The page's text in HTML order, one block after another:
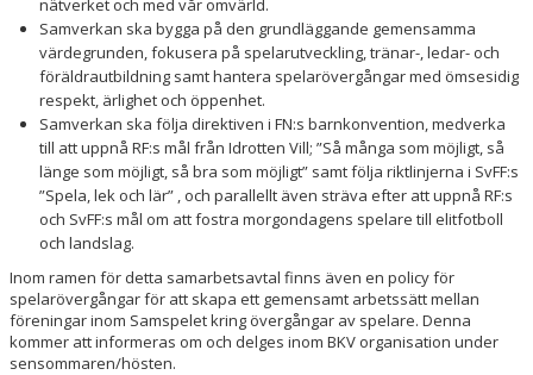
Samverkan ska bygga på den grundläggande gemensamma
värdegrunden, fokusera på spelarutveckling, tränar-, ledar- och
föräldrautbildning samt hantera spelarövergångar med ömsesidig
respekt, ärlighet och öppenhet.
Samverkan ska följa direktiven i FN:s barnkonvention, medverka
till att uppnå RF:s mål från Idrotten Vill; ”Så många som möjligt, så
länge som möjligt, så bra som möjligt” samt följa riktlinjerna i SvFF:s
”Spela, lek och lär” , och parallellt även sträva efter att uppnå RF:s
och SvFF:s mål om att fostra morgondagens spelare till elitfotboll
och landslag.
Inom ramen för detta samarbetsavtal finns även en policy för
spelarövergångar för att skapa ett gemensamt arbetssätt mellan
föreningar inom Samspelet kring övergångar av spelare. Denna
kommer att informeras om och delges inom BKV organisation under
sensommaren/hösten.